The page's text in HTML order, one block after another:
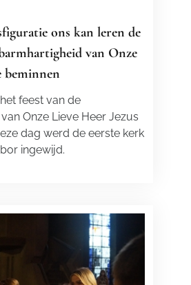
ons kan leren de
van Onze
beminnen
feest van de
Onze Lieve Heer Jezus
dag werd de eerste kerk
ingewijd.